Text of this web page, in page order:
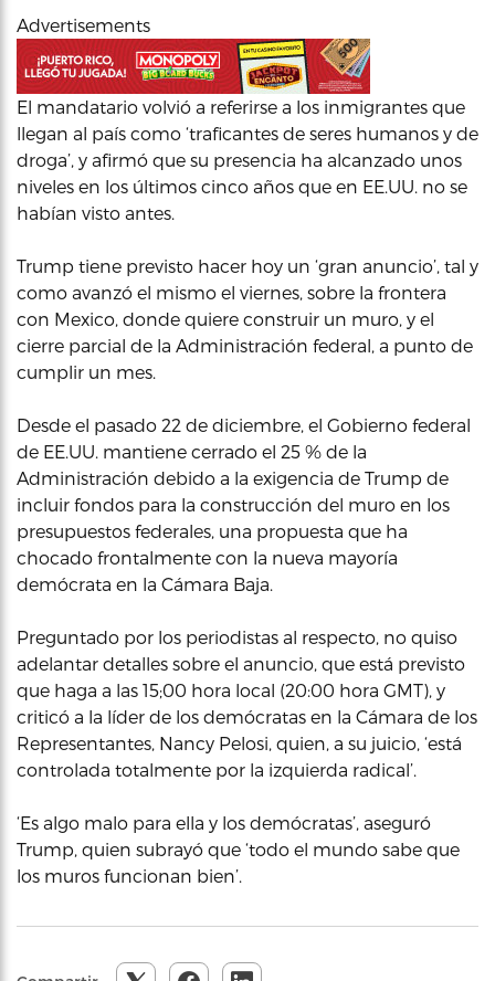
Advertisements
El mandatario volvió a referirse a los inmigrantes que
llegan al país como ‘traficantes de seres humanos y de
droga’, y afirmó que su presencia ha alcanzado unos
niveles en los últimos cinco años que en EE.UU. no se
habían visto antes.
Trump tiene previsto hacer hoy un ‘gran anuncio’, tal y
como avanzó el mismo el viernes, sobre la frontera
con Mexico, donde quiere construir un muro, y el
cierre parcial de la Administración federal, a punto de
cumplir un mes.
Desde el pasado 22 de diciembre, el Gobierno federal
de EE.UU. mantiene cerrado el 25 % de la
Administración debido a la exigencia de Trump de
incluir fondos para la construcción del muro en los
presupuestos federales, una propuesta que ha
chocado frontalmente con la nueva mayoría
demócrata en la Cámara Baja.
Preguntado por los periodistas al respecto, no quiso
adelantar detalles sobre el anuncio, que está previsto
que haga a las 15;00 hora local (20:00 hora GMT), y
criticó a la líder de los demócratas en la Cámara de los
Representantes, Nancy Pelosi, quien, a su juicio, ‘está
controlada totalmente por la izquierda radical’.
‘Es algo malo para ella y los demócratas’, aseguró
Trump, quien subrayó que ‘todo el mundo sabe que
los muros funcionan bien’.